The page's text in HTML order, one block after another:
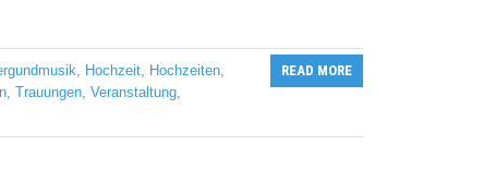
, Hochzeit, Hochzeiten,
, Trauungen, Veranstaltung,
READ MORE